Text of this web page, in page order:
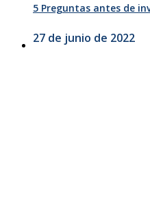
5 Preguntas antes de
27 de junio de 2022